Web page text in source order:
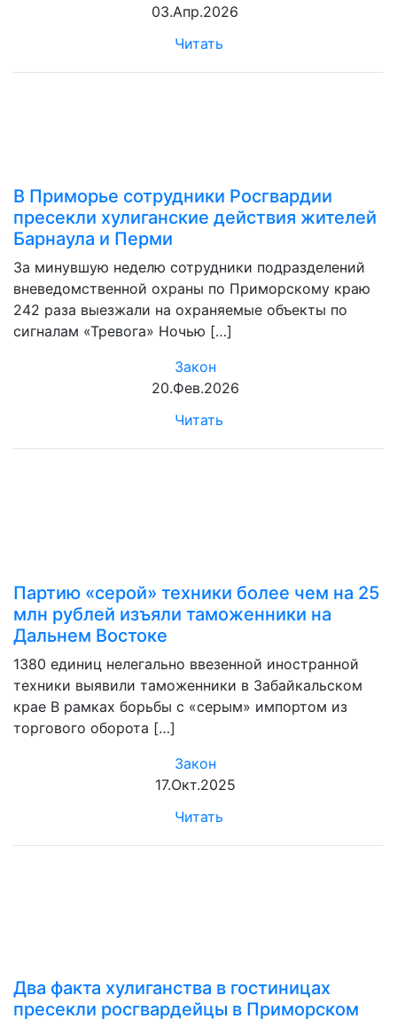
03.Апр.2026
Читать
В Приморье сотрудники Росгвардии
пресекли хулиганские действия жителей
Барнаула и Перми
За минувшую неделю сотрудники подразделений
вневедомственной охраны по Приморскому краю
242 раза выезжали на охраняемые объекты по
сигналам «Тревога» Ночью […]
Закон
20.Фев.2026
Читать
Партию «серой» техники более чем на 25
млн рублей изъяли таможенники на
Дальнем Востоке
1380 единиц нелегально ввезенной иностранной
техники выявили таможенники в Забайкальском
крае В рамках борьбы с «серым» импортом из
торгового оборота […]
Закон
17.Окт.2025
Читать
Два факта хулиганства в гостиницах
пресекли росгвардейцы в Приморском